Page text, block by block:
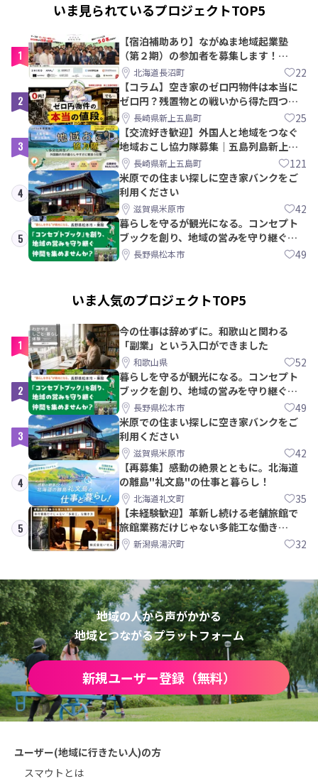
いま見られているプロジェクトTOP5
1
【宿泊補助あり】ながぬま地域起業塾
（第２期）の参加者を募集します！
【8/21〆】
北海道長沼町 22
2
【コラム】空き家のゼロ円物件は本当に
ゼロ円？残置物との戦いから得た四つの
教訓｜新上五島町
長崎県新上五島町 25
3
【交流好き歓迎】外国人と地域をつなぐ
地域おこし協力隊募集｜五島列島新上五
島町長崎県新上五島町 121
4
米原での住まい探しに空き家バンクをご
利用ください
滋賀県米原市 42
5
暮らしを守るが観光になる。コンセプト
ブックを創り、地域の営みを守り継ぐ仲
間を集めませんか？
長野県松本市 49
いま人気のプロジェクトTOP5
1
今の仕事は辞めずに。和歌山と関わる
「副業」という入口ができました
和歌山県 52
2
暮らしを守るが観光になる。コンセプト
ブックを創り、地域の営みを守り継ぐ仲
間を集めませんか？
長野県松本市 49
3
米原での住まい探しに空き家バンクをご
利用ください
滋賀県米原市 42
4
【再募集】感動の絶景とともに。北海道
の離島"礼文島"の仕事と暮らし！
北海道礼文町 35
5
【未経験歓迎】革新し続ける老舗旅館で
旅館業務だけじゃない多能工な働き
方。 株式会社いせん
新潟県湯沢町 32
地域の人から声がかかる
地域とつながるプラットフォーム
新規ユーザー登録（無料）
ユーザー(地域に行きたい人)の方
スマウトとは